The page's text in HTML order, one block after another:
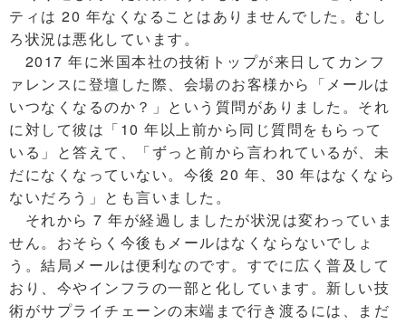
ティは 20 年なくなることはありませんでした。むし
ろ状況は悪化しています。
2017 年に米国本社の技術トップが来日してカンフ
ァレンスに登壇した際、会場のお客様から「メールは
いつなくなるのか？」という質問がありました。それ
に対して彼は「10 年以上前から同じ質問をもらって
いる」と答えて、「ずっと前から言われているが、未
だになくなっていない。今後 20 年、30 年はなくなら
ないだろう」とも言いました。
それから 7 年が経過しましたが状況は変わっていま
せん。おそらく今後もメールはなくならないでしょ
う。結局メールは便利なのです。すでに広く普及して
おり、今やインフラの一部と化しています。新しい技
術がサプライチェーンの末端まで行き渡るには、まだ